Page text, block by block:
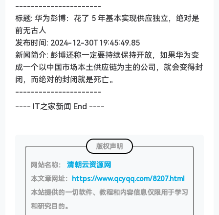
----------------------
标题: 华为彭博：花了 5 年基本实现供应独立，绝对是
前无古人
发布时间: 2024-12-30T19:45:49.85
新闻简介: 彭博还称一定要持续保持开放，如果华为变
成一个以中国市场本土供应链为主的公司，就会变得封
闭，而绝对的封闭就是死亡。
----------------------
---- IT之家新闻 End ----
版权声明
网站名称： 清朝云资源网
本文章网址： https://www.qcyqq.com/8207.html
本站提供的一切软件、教程和内容信息仅限用于学习
和研究目的。